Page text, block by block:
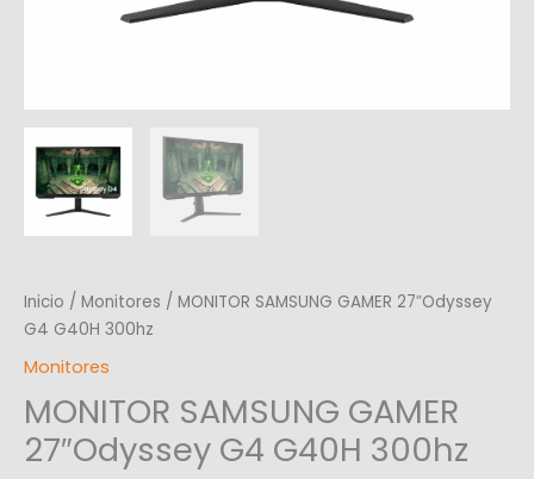
Inicio / Monitores / MONITOR SAMSUNG GAMER 27″Odyssey
G4 G40H 300hz
Monitores
MONITOR SAMSUNG GAMER
27″Odyssey G4 G40H 300hz